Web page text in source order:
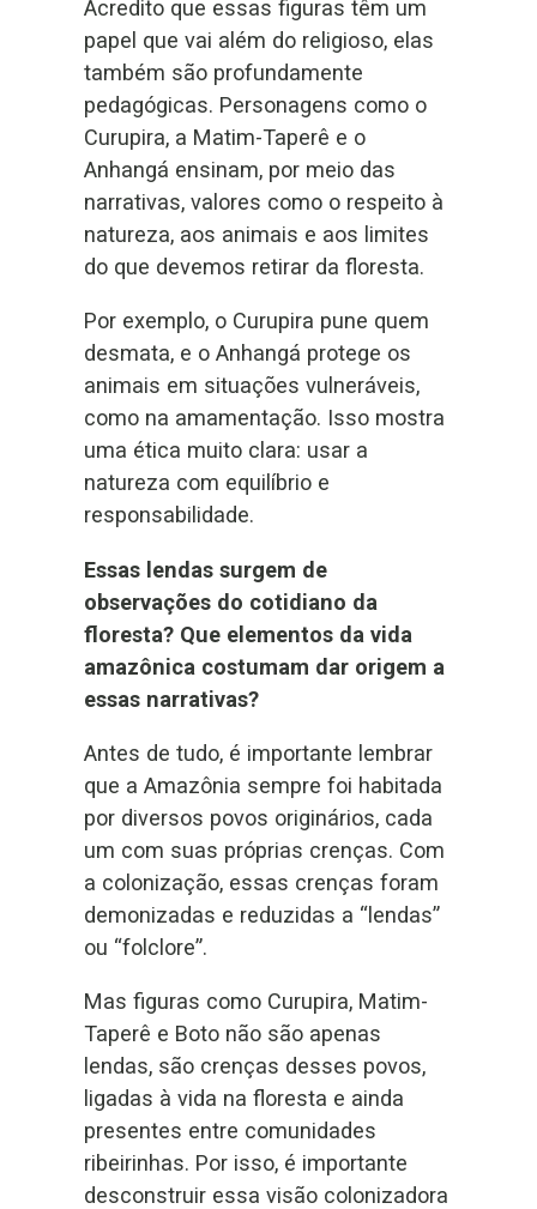
Acredito que essas figuras têm um
papel que vai além do religioso, elas
também são profundamente
pedagógicas. Personagens como o
Curupira, a Matim-Taperê e o
Anhangá ensinam, por meio das
narrativas, valores como o respeito à
natureza, aos animais e aos limites
do que devemos retirar da floresta.
Por exemplo, o Curupira pune quem
desmata, e o Anhangá protege os
animais em situações vulneráveis,
como na amamentação. Isso mostra
uma ética muito clara: usar a
natureza com equilíbrio e
responsabilidade.
Essas lendas surgem de
observações do cotidiano da
floresta? Que elementos da vida
amazônica costumam dar origem a
essas narrativas?
Antes de tudo, é importante lembrar
que a Amazônia sempre foi habitada
por diversos povos originários, cada
um com suas próprias crenças. Com
a colonização, essas crenças foram
demonizadas e reduzidas a “lendas”
ou “folclore”.
Mas figuras como Curupira, Matim-
Taperê e Boto não são apenas
lendas, são crenças desses povos,
ligadas à vida na floresta e ainda
presentes entre comunidades
ribeirinhas. Por isso, é importante
desconstruir essa visão colonizadora